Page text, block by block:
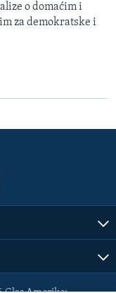
o domaćim i
za demokratske i